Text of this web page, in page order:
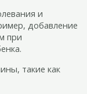
и
добавление
при
такие как